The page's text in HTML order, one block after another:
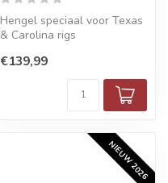
Hengel speciaal voor Texas
& Carolina rigs
€139,99
NIEUW 2026